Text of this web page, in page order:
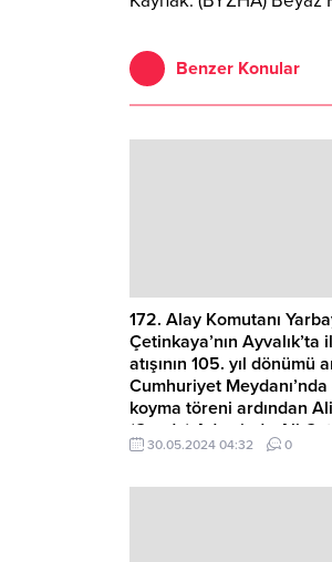
Benzer Konular
172. Alay Komutanı
Çetinkaya’nın Ayvalık’ta
atışının 105. yıl dönümü
Cumhuriyet
koyma töreni ardından
(Cunda) Adası’nda Ali
büstüne çiçek bırakıldı
30.05.2024 04:32 0